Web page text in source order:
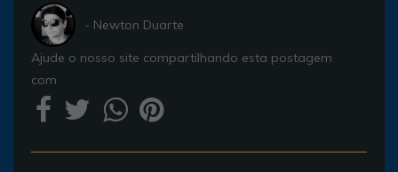
- Newton Duarte
Ajude o nosso site compartilhando esta postagem
com